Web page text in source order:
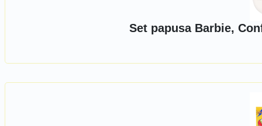
Set papusa Barbie,